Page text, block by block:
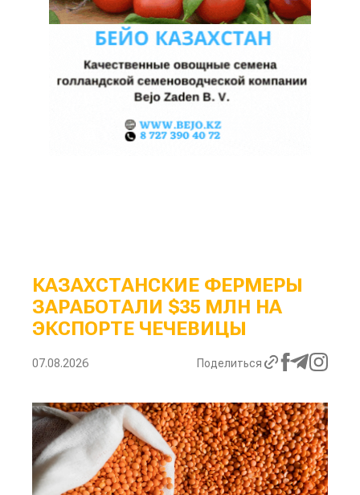
КАЗАХСТАНСКИЕ ФЕРМЕРЫ
ЗАРАБОТАЛИ $35 МЛН НА
ЭКСПОРТЕ ЧЕЧЕВИЦЫ
07.08.2026 Поделиться